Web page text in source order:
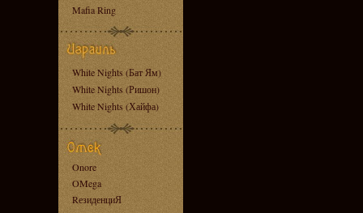
Mafia Ring
White Nights (Бат Ям)
White Nights (Ришон)
White Nights (Хайфа)
Onore
OMega
RезиденциЯ